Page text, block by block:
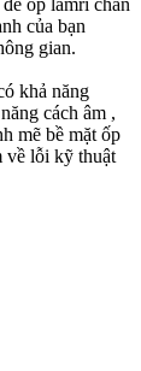
của bạn
gian.
khả năng
cách âm ,
mẽ bề mặt ốp
về lỗi kỹ thuật